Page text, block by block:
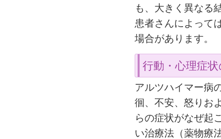
も、大きく異なる
患者さんによって
場合があります。
行動・心理症
アルツハイマー病
徊、不安、怒りお
らの症状がなぜ起
い治療法（薬物療